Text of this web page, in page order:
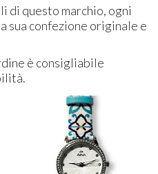
di questo marchio, ogni
confezione originale e
è consigliabile